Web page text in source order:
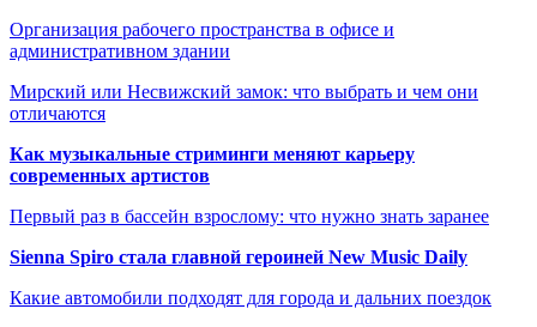
Организация рабочего пространства в офисе и
административном здании
Мирский или Несвижский замок: что выбрать и чем они
отличаются
Как музыкальные стриминги меняют карьеру
современных артистов
Первый раз в бассейн взрослому: что нужно знать заранее
Sienna Spiro стала главной героиней New Music Daily
Какие автомобили подходят для города и дальних поездок